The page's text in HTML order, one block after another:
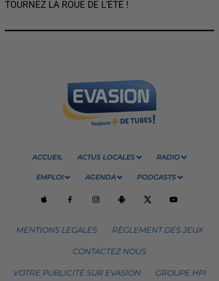
TOURNEZ LA ROUE DE L'ÉTÉ !
ACCUEIL ACTUS LOCALES RADIO
EMPLOI AGENDA PODCASTS
MENTIONS LEGALES RÈGLEMENT DES JEUX
CONTACTEZ NOUS
VOTRE PUBLICITÉ SUR EVASION GROUPE HPI